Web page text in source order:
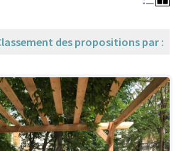
des propositions par :